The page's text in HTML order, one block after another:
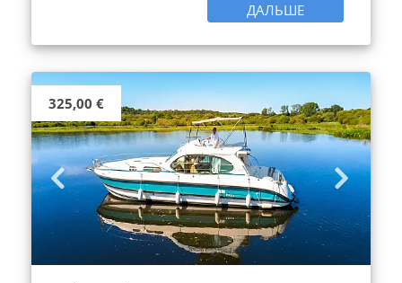
ДАЛЬШЕ
325,00 €
Previous Next